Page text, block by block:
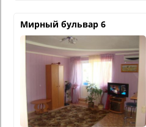
Мирный бульвар 6